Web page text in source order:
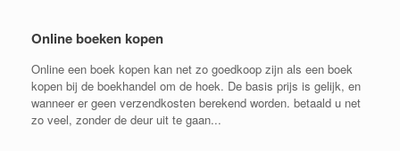
Online boeken kopen
Online een boek kopen kan net zo goedkoop zijn als een boek
kopen bij de boekhandel om de hoek. De basis prijs is gelijk, en
wanneer er geen verzendkosten berekend worden. betaald u net
zo veel, zonder de deur uit te gaan...